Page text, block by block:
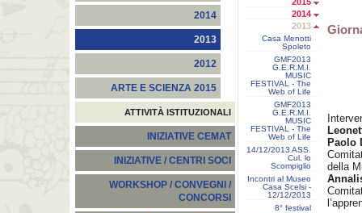
2014
2013
2012
ARTE E SCIENZA 2015
ATTIVITÀ ISTITUZIONALI
INIZIATIVE CEMAT
INIZIATIVE / CENTRI SOCI
WORKSHOP / CONVEGNI /
CONCORSI
2014
2013
Casa Menotti
Spoleto
GMF2013
G.E.R.M.I.
MUSIC
FESTIVAL - The
Web of Life
GMF2013
G.E.R.M.I.
MUSIC
FESTIVAL - The
Web of Life
14/12/2013 ASS.
Cul. lo
Scompiglio
Incontri al Museo
Casa Scelsi -
12/12/2013
8° festival
Paolo
della